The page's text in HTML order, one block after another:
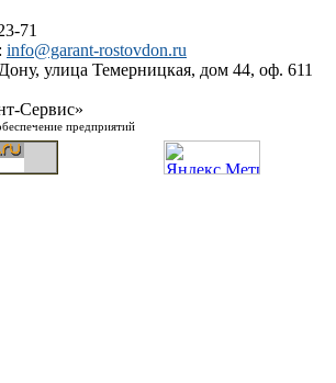
71
info@garant-rostovdon.ru
улица Темерницкая, дом 44, оф. 611
Сервис»
предприятий